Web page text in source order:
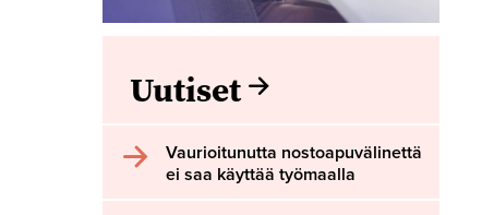
Uutiset
Vaurioitunutta nostoapuvälinettä
ei saa käyttää työmaalla